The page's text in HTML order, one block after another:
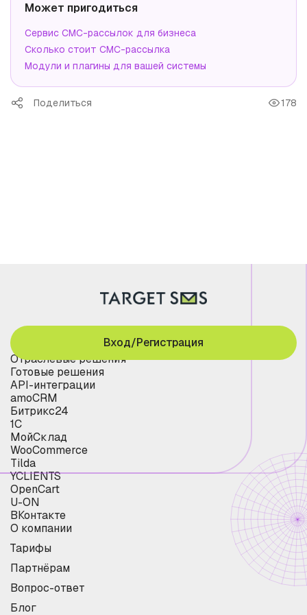
Может пригодиться
Сервис СМС-рассылок для бизнеса
Сколько стоит СМС-рассылка
Модули и плагины для вашей системы
Поделиться 178
Отраслевые решения
Готовые решения
API-интеграции
amoCRM
Битрикс24
1С
МойСклад
WooCommerce
Tilda
YCLIENTS
OpenCart
U-ON
ВКонтакте
О компании
Тарифы
Партнёрам
Вопрос-ответ
Блог
Вход/Регистрация